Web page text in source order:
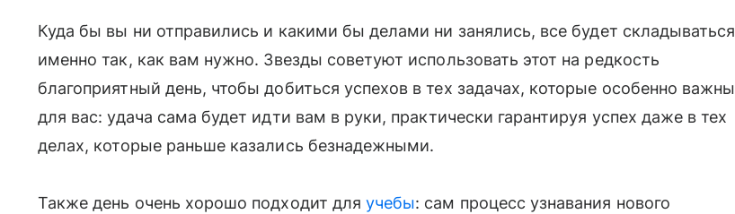
Куда бы вы ни отправились и какими бы делами ни занялись, все будет складываться
именно так, как вам нужно. Звезды советуют использовать этот на редкость
благоприятный день, чтобы добиться успехов в тех задачах, которые особенно важны
для вас: удача сама будет идти вам в руки, практически гарантируя успех даже в тех
делах, которые раньше казались безнадежными.
Также день очень хорошо подходит для учебы: сам процесс узнавания нового